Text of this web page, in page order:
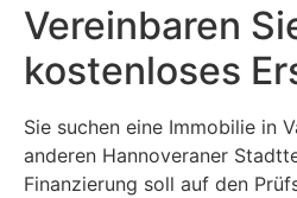
Vereinbaren
kostenloses
Sie suchen eine Immobilie in
anderen Hannoveraner
Finanzierung soll auf den